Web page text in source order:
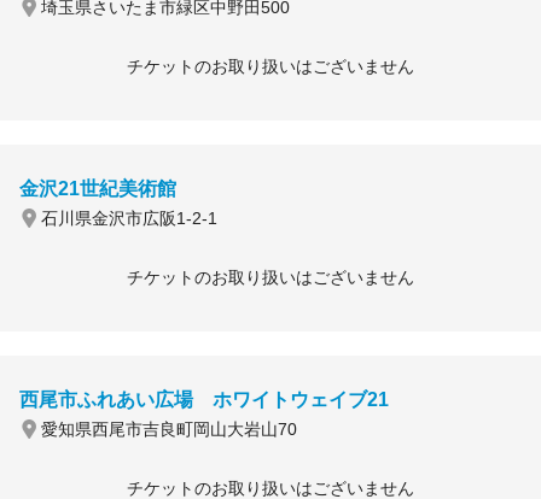
埼玉県さいたま市緑区中野田500
チケットのお取り扱いはございません
金沢21世紀美術館
石川県金沢市広阪1-2-1
チケットのお取り扱いはございません
西尾市ふれあい広場 ホワイトウェイブ21
愛知県西尾市吉良町岡山大岩山70
チケットのお取り扱いはございません